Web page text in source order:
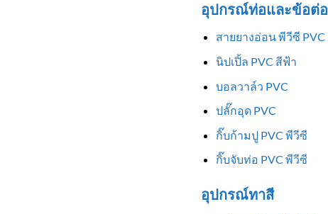
อุปกรณ์ท่อและข้อต่อ
สายยางอ่อน พีวีซี PVC
นิปเปิ้ล PVC สีฟ้า
บอลวาล์ว PVC
ปลั๊กอุด PVC
กิ๊บก้ามปู PVC พีวีซี
กิ๊บจับท่อ PVC พีวีซี
อุปกรณ์ทาสี